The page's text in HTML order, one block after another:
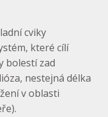
cviky
které cílí
bolestí zad
nestejná délka
v oblasti